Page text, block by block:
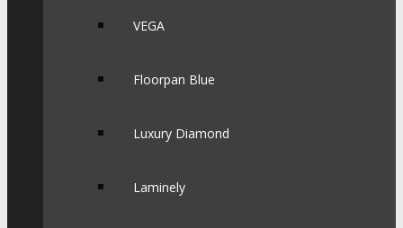
VEGA
Floorpan Blue
Luxury Diamond
Laminely